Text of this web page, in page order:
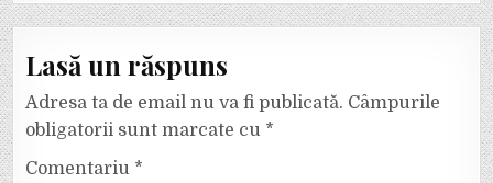
Lasă un răspuns
Adresa ta de email nu va fi publicată. Câmpurile
obligatorii sunt marcate cu *
Comentariu *